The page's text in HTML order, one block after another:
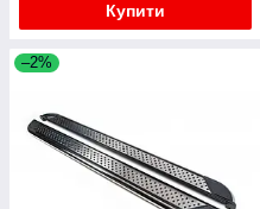
Купити
–2%